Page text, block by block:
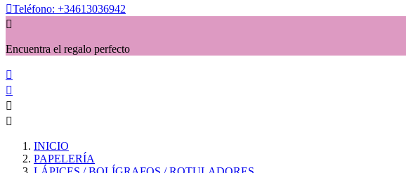
Teléfono: +34613036942

Encuentra el regalo perfecto




INICIO
PAPELERÍA